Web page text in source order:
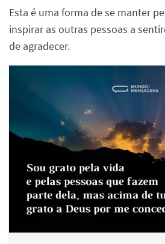
Esta é uma forma de se manter
inspirar as outras pessoas a
de agradecer.